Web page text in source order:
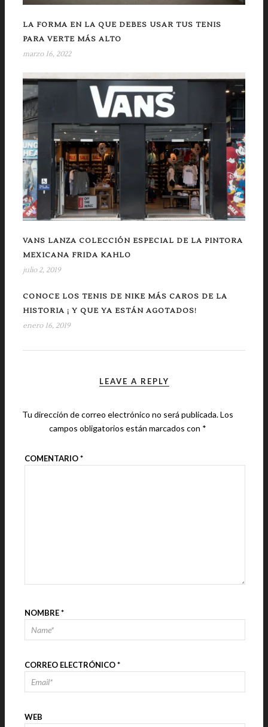
LA FORMA EN LA QUE DEBES USAR TUS TENIS
PARA VERTE MÁS ALTO
marzo 16, 2022
VANS LANZA COLECCIÓN ESPECIAL DE LA PINTORA
MEXICANA FRIDA KAHLO
julio 2, 2019
CONOCE LOS TENIS DE NIKE MÁS CAROS DE LA
HISTORIA ¡ Y QUE YA ESTÁN AGOTADOS!
enero 16, 2019
LEAVE A REPLY
Tu dirección de correo electrónico no será publicada.Los
campos obligatorios están marcados con *
COMENTARIO*
NOMBRE*
CORREO ELECTRÓNICO*
WEB